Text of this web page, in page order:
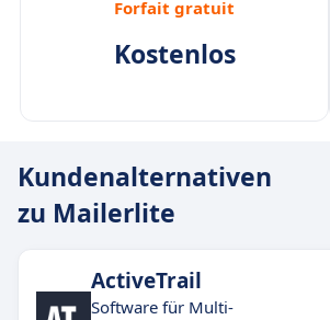
Forfait gratuit
Kostenlos
Kundenalternativen
zu Mailerlite
ActiveTrail
Software für Multi-